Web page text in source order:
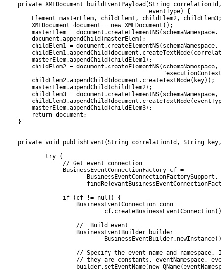
private XMLDocument buildEventPayload(String
                                          eventType) {
        Element masterElem, childElem1, childElem2, childElem3;
        XMLDocument document = new XMLDocument();
masterElem = document.createElementNS(schemaNamespace,
        document.appendChild(masterElem);
childElem1 = document.createElementNS(schemaNamespace,
        masterElem.appendChild(childElem1);
        childElem2 = document.createElementNS(schemaNamespace,
        childElem2.appendChild(document.createTextNode(key));
        masterElem.appendChild(childElem2);
childElem3 = document.createElementNS(schemaNamespace,
        masterElem.appendChild(childElem3);
        return document;
    }
private void publishEvent(String correlationId, String
            try {
                 // Get event connection
                 BusinessEventConnectionFactory cf =
                        BusinessEventConnectionFactorySupport.
                 if (cf != null) {
                     BusinessEventConnection conn =
                     //  Build event
                     BusinessEventBuilder builder =
// Specify the event name and namespace.
// they are constants, eventNamespace,
builder.setEventName(new